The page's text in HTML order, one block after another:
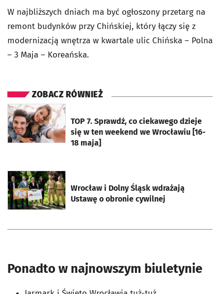
W najbliższych dniach ma być ogłoszony przetarg na
remont budynków przy Chińskiej, który łączy się z
modernizacją wnętrza w kwartale ulic Chińska – Polna
– 3 Maja – Koreańska.
ZOBACZ RÓWNIEŻ
TOP 7. Sprawdź, co ciekawego dzieje
się w ten weekend we Wrocławiu [16-
18 maja]
otworzy się w nowej karcie
Wrocław i Dolny Śląsk wdrażają
Ustawę o obronie cywilnej
otworzy się w nowej karcie
Ponadto w najnowszym biuletynie